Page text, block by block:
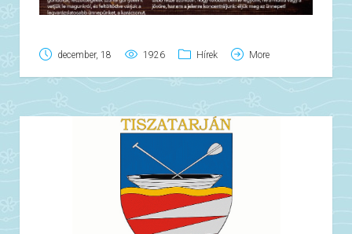
december, 18 1926 Hírek More